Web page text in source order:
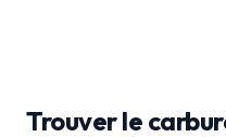
Trouver le